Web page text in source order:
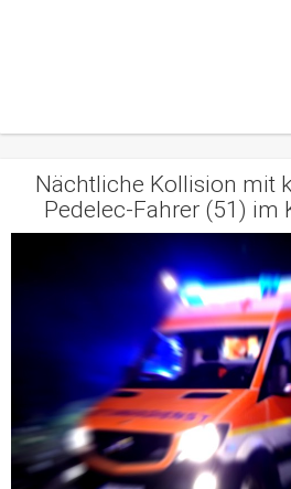
Nächtliche Kollision mit
Pedelec-Fahrer (51) im